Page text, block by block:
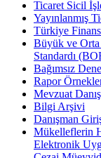
Ticaret Sicil
Yayınlanmış
Türkiye
Büyük ve
Standardı
Bağımsız
Rapor
Mevzuat
Bilgi Arşivi
Danışman
Mükelleflerin
Elektronik